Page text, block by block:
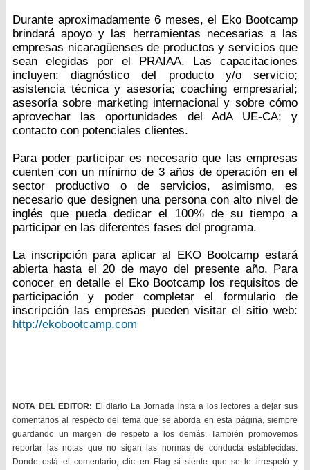
Durante aproximadamente 6 meses, el Eko Bootcamp
brindará apoyo y las herramientas necesarias a las
empresas nicaragüenses de productos y servicios que
sean elegidas por el PRAIAA. Las capacitaciones
incluyen: diagnóstico del producto y/o servicio;
asistencia técnica y asesoría; coaching empresarial;
asesoría sobre marketing internacional y sobre cómo
aprovechar las oportunidades del AdA UE-CA; y
contacto con potenciales clientes.
Para poder participar es necesario que las empresas
cuenten con un mínimo de 3 años de operación en el
sector productivo o de servicios, asimismo, es
necesario que designen una persona con alto nivel de
inglés que pueda dedicar el 100% de su tiempo a
participar en las diferentes fases del programa.
La inscripción para aplicar al EKO Bootcamp estará
abierta hasta el 20 de mayo del presente año. Para
conocer en detalle el Eko Bootcamp los requisitos de
participación y poder completar el formulario de
inscripción las empresas pueden visitar el sitio web:
http://ekobootcamp.com
NOTA DEL EDITOR: El diario La Jornada insta a los lectores a dejar sus
comentarios al respecto del tema que se aborda en esta página, siempre
guardando un margen de respeto a los demás. También promovemos
reportar las notas que no sigan las normas de conducta establecidas.
Donde está el comentario, clic en Flag si siente que se le irrespetó y